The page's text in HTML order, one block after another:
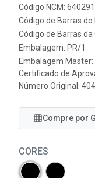
Código NCM:
Código de Barras
Código de Barras
Embalagem: PR/1
Embalagem Master:
Certificado de
Número Original:
Compre por
CORES